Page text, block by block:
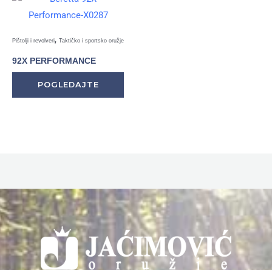
Pištolji i revolveri, Taktičko i sportsko oružje
92X PERFORMANCE
POGLEDAJTE